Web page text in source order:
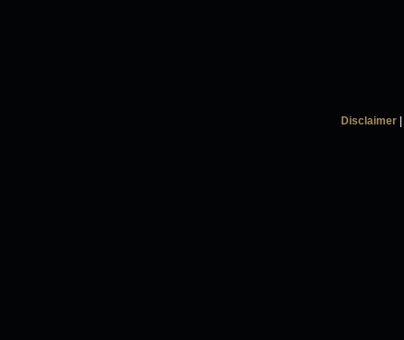
Disclaimer|